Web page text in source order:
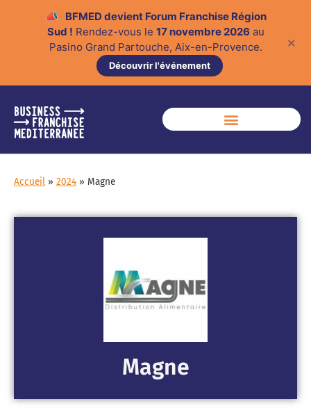
📣
BFMED devient Forum Franchise Région
Sud ! Rendez-vous le 17 novembre 2026 au
Pasino Grand Partouche, Aix-en-Provence.
Découvrir l'événement
✕
Accueil » 2024 » Magne
Magne